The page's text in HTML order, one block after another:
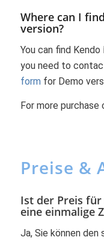
Where can I
version?
You can find
you need to
form for Demo
For more
Preise &
Ist der Preis für
eine einmalige
Ja, Sie können